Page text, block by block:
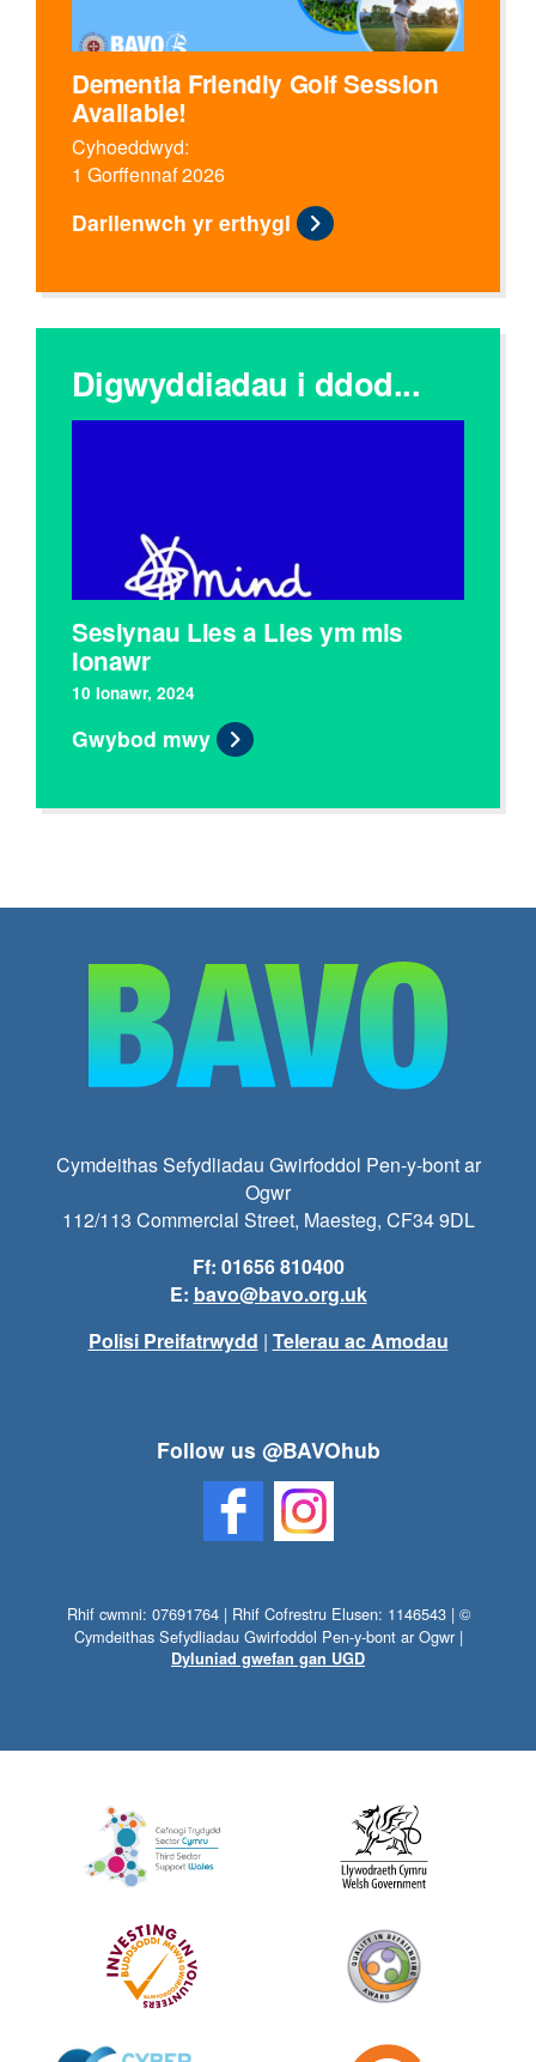
Dementia Friendly Golf Session
Available!
Cyhoeddwyd:
1 Gorffennaf 2026
Darllenwch yr erthygl
Digwyddiadau i ddod...
Sesiynau Lles a Lles ym mis
Ionawr
10 Ionawr, 2024
Gwybod mwy
Cymdeithas Sefydliadau Gwirfoddol Pen-y-bont ar
Ogwr
112/113 Commercial Street, Maesteg, CF34 9DL
Ff: 01656 810400
E: bavo@bavo.org.uk
Polisi Preifatrwydd | Telerau ac Amodau
Follow us @BAVOhub
Rhif cwmni: 07691764 | Rhif Cofrestru Elusen: 1146543 | ©
Cymdeithas Sefydliadau Gwirfoddol Pen-y-bont ar Ogwr |
Dyluniad gwefan gan UGD